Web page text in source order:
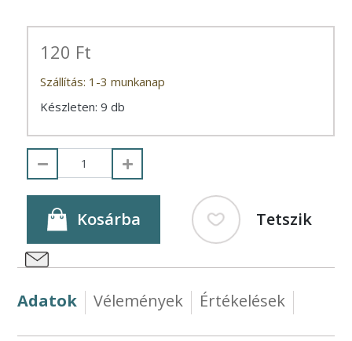
120 Ft
Szállítás: 1-3 munkanap
Készleten: 9 db
Kosárba Tetszik
Adatok Vélemények Értékelések